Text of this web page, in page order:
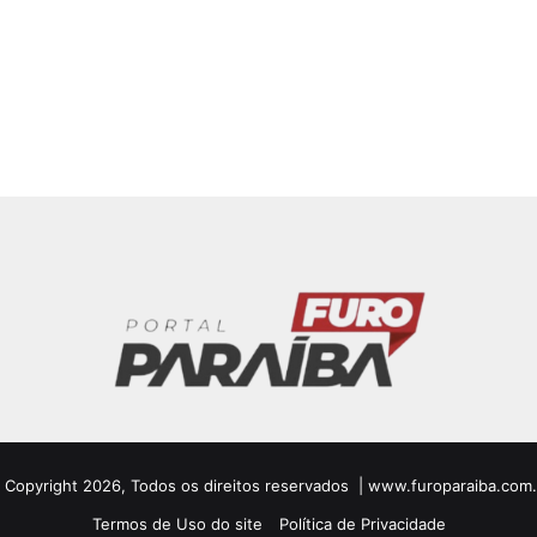
2026, Todos os direitos reservados |
Termos de Uso do site
Política de Privacidade